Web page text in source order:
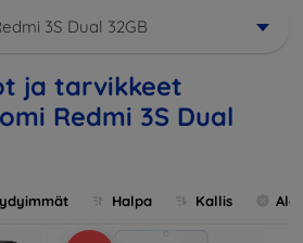
3S Dual 32GB
ja tarvikkeet
Redmi 3S Dual
Halpa Kallis